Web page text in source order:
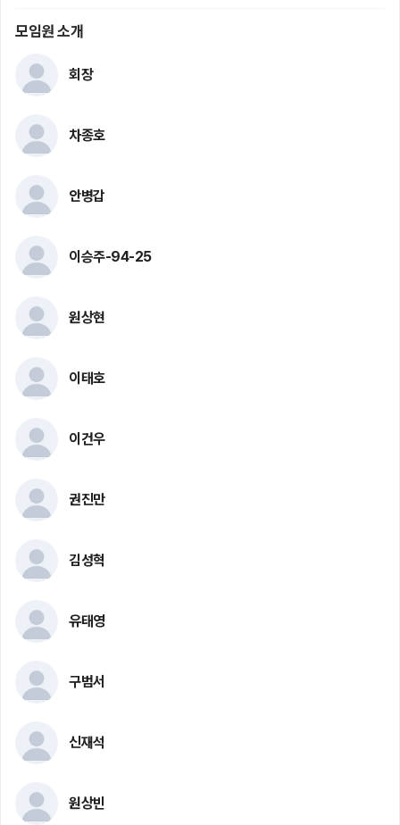
모임원 소개
회장
차종호
안병갑
이승주-94-25
원상현
이태호
이건우
권진만
김성혁
유태영
구범서
신재석
원상빈